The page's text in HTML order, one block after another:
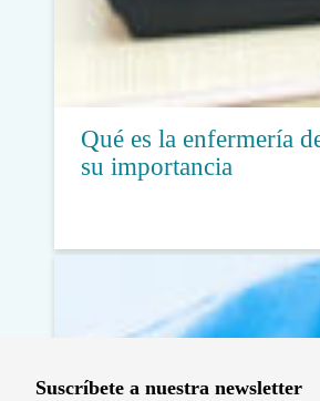
Qué es la enfermería
su importancia
Suscríbete a nuestra newsletter